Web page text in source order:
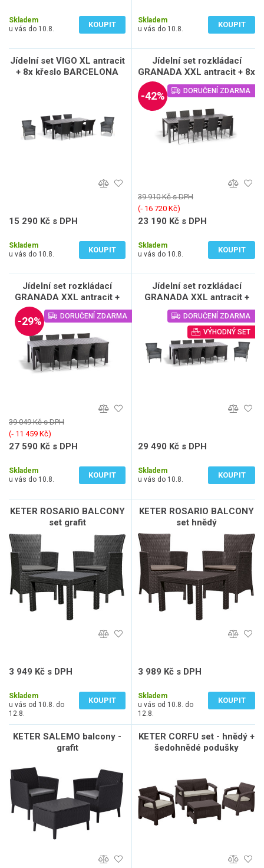
Skladem
u vás do 10.8.
KOUPIT
Skladem
u vás do 10.8.
KOUPIT
Jídelní set VIGO XL antracit
+ 8x křeslo BARCELONA
15 290 Kč s DPH
Skladem
u vás do 10.8.
KOUPIT
Jídelní set rozkládací
GRANADA XXL antracit + 8x
židle MADRID antracit
DORUČENÍ ZDARMA
-42%
39 910 Kč s DPH
(‐ 16 720 Kč)
23 190 Kč s DPH
Skladem
u vás do 10.8.
KOUPIT
Jídelní set rozkládací
GRANADA XXL antracit +
8x křeslo BARCELONA
antracit
DORUČENÍ ZDARMA
-29%
39 049 Kč s DPH
(‐ 11 459 Kč)
27 590 Kč s DPH
Skladem
u vás do 10.8.
KOUPIT
Jídelní set rozkládací
GRANADA XXL antracit +
10x křeslo BARCELONA
antracit
DORUČENÍ ZDARMA
VÝHODNÝ SET
29 490 Kč s DPH
Skladem
u vás do 10.8.
KOUPIT
KETER ROSARIO BALCONY
set grafit
3 949 Kč s DPH
Skladem
u vás od 10.8. do
12.8.
KOUPIT
KETER ROSARIO BALCONY
set hnědý
3 989 Kč s DPH
Skladem
u vás od 10.8. do
12.8.
KOUPIT
KETER SALEMO balcony -
grafit
KETER CORFU set - hnědý +
šedohnědé podušky